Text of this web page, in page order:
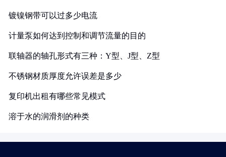
镀镍钢带可以过多少电流
计量泵如何达到控制和调节流量的目的
联轴器的轴孔形式有三种：Y型、J型、Z型
不锈钢材质厚度允许误差是多少
复印机出租有哪些常见模式
溶于水的润滑剂的种类